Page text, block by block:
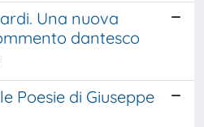
Una nuova
dantesco
Poesie di Giuseppe